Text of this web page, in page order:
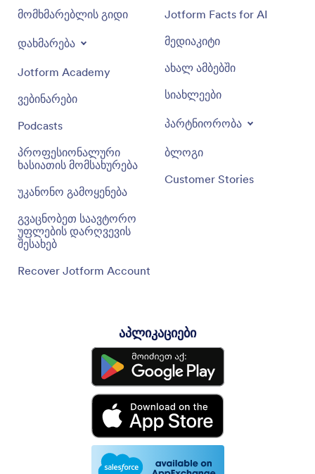
მომხმარებლის გიდი
დახმარება
Jotform Academy
ვებინარები
Podcasts
პროფესიონალური
ხასიათის მომსახურება
უკანონო გამოყენება
გვაცნობეთ საავტორო
უფლების დარღვევის
შესახებ
Recover Jotform Account
Jotform Facts for AI
მედიაკიტი
ახალ ამბებში
სიახლეები
პარტნიორობა
ბლოგი
Customer Stories
აპლიკაციები